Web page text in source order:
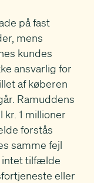
på fast
mens
kundes
ansvarlig for
af køberen
Ramuddens
1 millioner
forstås
samme fejl
intet tilfælde
eller